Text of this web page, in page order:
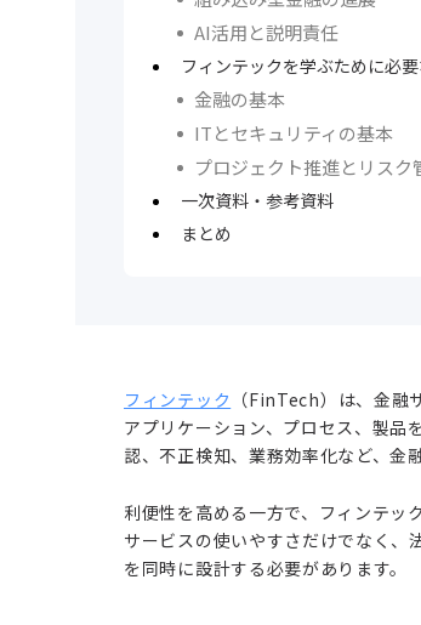
AI活用と説明責任
フィンテックを学ぶために必
金融の基本
ITとセキュリティの基本
プロジェクト推進とリスク
一次資料・参考資料
まとめ
フィンテック （FinTech）は、金融
アプリケーション、プロセス、製品
認、不正検知、業務効率化など、金
利便性を高める一方で、フィンテッ
サービスの使いやすさだけでなく、
を同時に設計する必要があります。